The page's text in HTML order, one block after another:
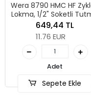
Wera 8790 HMC HF
Lokma, 1/2" Soketli
Fonksiyonlu, 18 x 37 mm
649,44 TL
11.76 EUR
Adet
Sepete Ekle